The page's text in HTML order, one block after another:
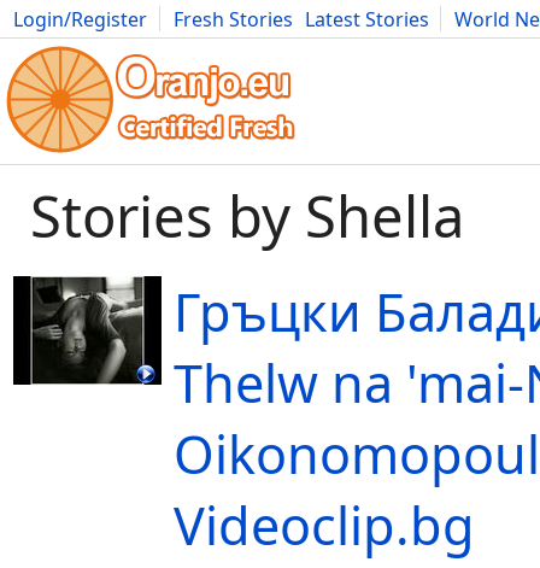
Login/Register Fresh Stories Latest Stories
World
Movies Anime Music Art Cars Advice Science
Stories by Shella
Гръцки
Thelw na
Videoclip.bg